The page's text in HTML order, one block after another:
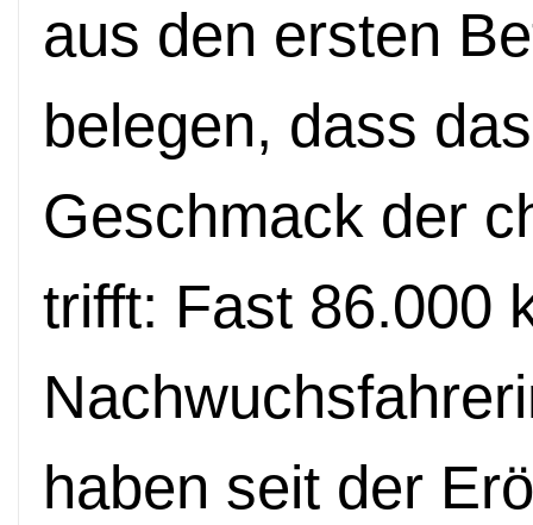
aus den ersten
belegen, dass
Geschmack der
trifft: Fast 86.000
haben seit der